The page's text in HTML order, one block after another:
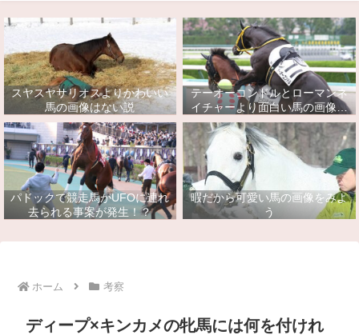
スヤスヤサリオスよりかわいい
馬の画像はない説
テーオーコンドルとローマンネ
イチャーより面白い馬の画像っ
てあるの？
パドックで競走馬がUFOに連れ
去られる事案が発生！？
暇だから可愛い馬の画像をみよ
う
ホーム 考察
ディープ×キンカメの牝馬には何を付けれ